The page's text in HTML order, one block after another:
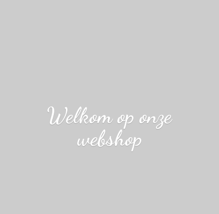
Welkom oponze
webshop